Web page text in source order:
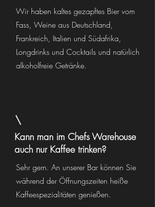
Wir haben kaltes gezapftes Bier vom
Fass, Weine aus Deutschland,
Frankreich, Italien und Südafrika,
Longdrinks und Cocktails und natürlich
alkoholfreie Getränke.
Kann man im Chefs Warehouse
auch nur Kaffee trinken?
Sehr gern. An unserer Bar können Sie
während der Öffnungszeiten heiße
Kaffeespezialitäten genießen.